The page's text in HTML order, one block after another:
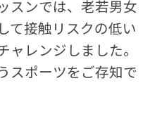
スンでは、老若男女
て接触リスクの低い
レンジしました。
スポーツをご存知で